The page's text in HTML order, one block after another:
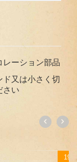
ーション部品
又は小さく切
さい